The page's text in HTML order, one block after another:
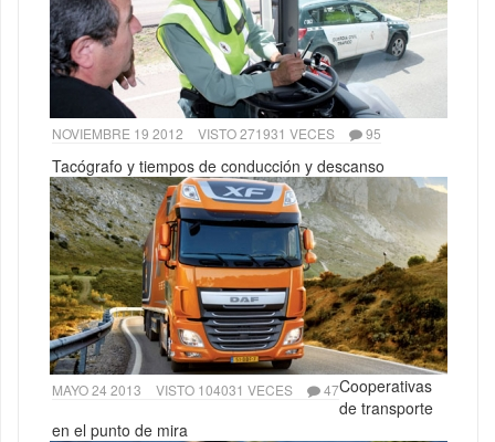
NOVIEMBRE 19 2012 VISTO 271931 VECES 95
Tacógrafo y tiempos de conducción y descanso
MAYO 24 2013 VISTO 104031 VECES 47Cooperativas
de transporte
en el punto de mira